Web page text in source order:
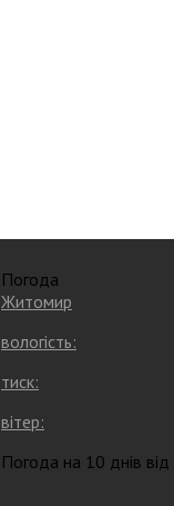
Погода
Житомир
вологість:
тиск:
вітер:
Погода на 10 днів від